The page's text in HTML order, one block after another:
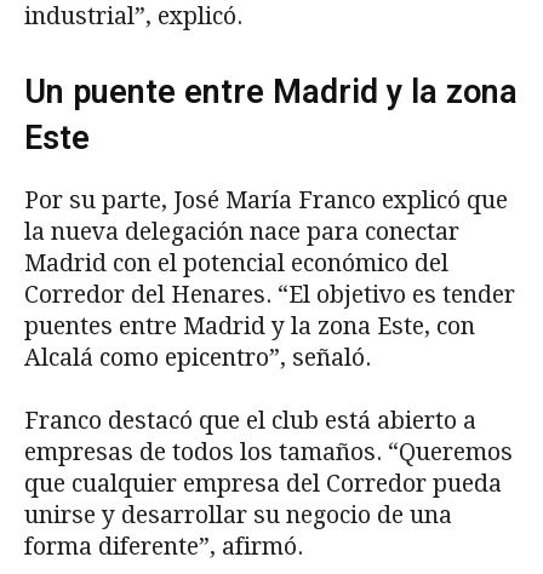
industrial”, explicó.
Un puente entre Madrid y la zona
Este
Por su parte, José María Franco explicó que
la nueva delegación nace para conectar
Madrid con el potencial económico del
Corredor del Henares. “El objetivo es tender
puentes entre Madrid y la zona Este, con
Alcalá como epicentro”, señaló.
Franco destacó que el club está abierto a
empresas de todos los tamaños. “Queremos
que cualquier empresa del Corredor pueda
unirse y desarrollar su negocio de una
forma diferente”, afirmó.